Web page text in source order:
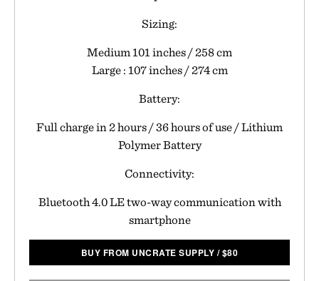
Sizing:
Medium 101 inches / 258 cm
Large : 107 inches / 274 cm
Battery:
Full charge in 2 hours / 36 hours of use / Lithium
Polymer Battery
Connectivity:
Bluetooth 4.0 LE two-way communication with
smartphone
BUY FROM UNCRATE SUPPLY /$80